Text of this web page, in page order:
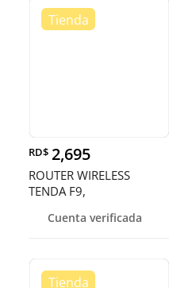
RD$ 2,695
ROUTER WIRELESS
TENDA F9,
6DBI ANTENAS FIJAS, 1
Cuenta verificada